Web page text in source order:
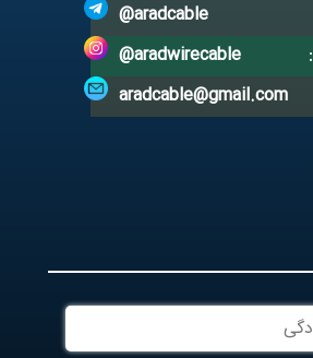
@aradcable
@aradwirecable
aradcable@gmail.com